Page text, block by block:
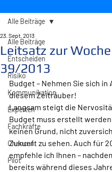
Alle Beiträge
Entscheiden
Risiko
Kommunikation
Experten
Fachkräfte
Chancen
Pilot
Alle Beiträge
Leitsatz zur Woche
39/2013
23. Sept. 2013
Budget – Nehmen Sie sich in
diesem Zeiträuber!
Langsam steigt die
Budget muss erstellt
keinen Grund, nicht
Zukunft zu sehen. Auch für
empfehle ich Ihnen –
bereits während dieses